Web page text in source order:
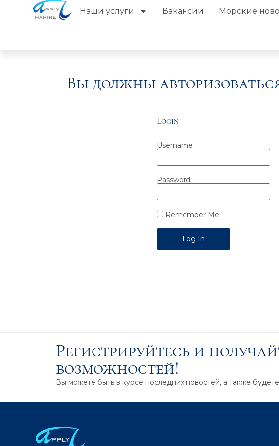
Наши услуги Вакансии Морские
Вы должны
Login
Username
Password
Remember Me
Регистрируйтесь и
возможностей!
Вы можете быть в курсе последних новостей, а также